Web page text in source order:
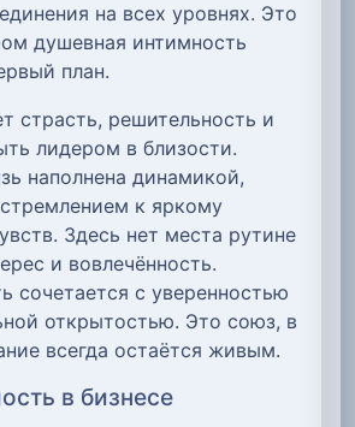
на всех уровнях. Это
душевная интимность
план.
страсть, решительность и
лидером в близости.
наполнена динамикой,
к яркому
Здесь нет места рутине
и вовлечённость.
сочетается с уверенностью
открытостью. Это союз, в
всегда остаётся живым.
в бизнесе